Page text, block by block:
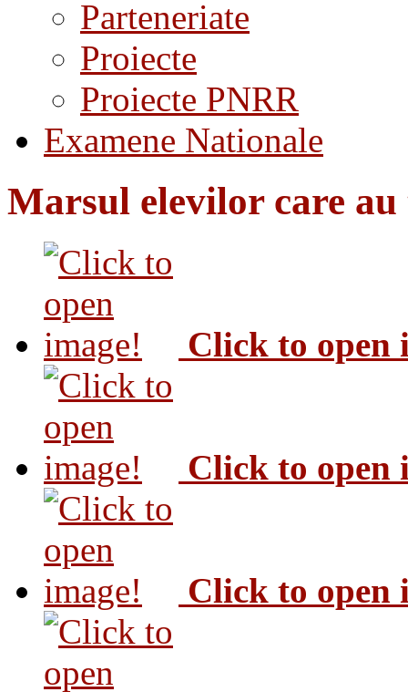
Parteneriate
Proiecte
Proiecte PNRR
Examene Nationale
Marsul elevilor care
Click to open
Click to open
Click to open